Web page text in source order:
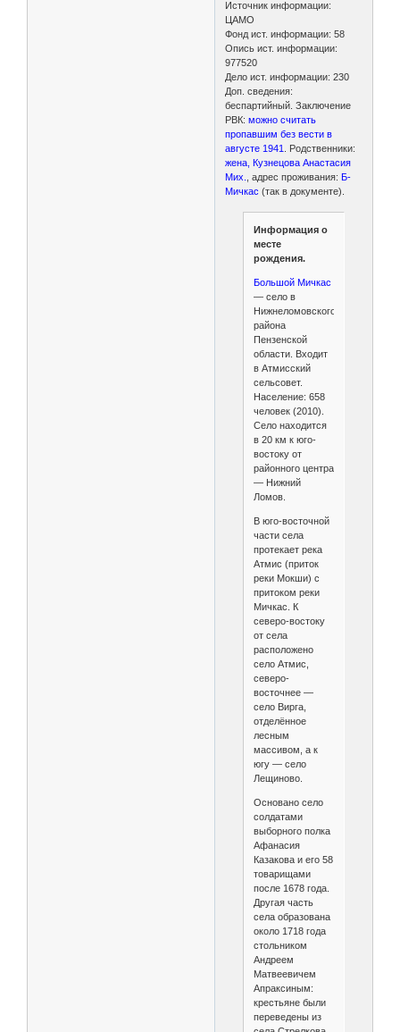
Источник информации:
ЦАМО
Фонд ист. информации: 58
Опись ист. информации:
977520
Дело ист. информации: 230
Доп. сведения:
беспартийный. Заключение
РВК:можно считать
пропавшим без вести в
августе 1941
. Родственники:
жена, Кузнецова Анастасия
Мих.
, адрес проживания: Б-
Мичкас(так в документе).
Информация о
месте
рождения.
Большой Мичкас
— село в
Нижнеломовского
района
Пензенской
области. Входит
в Атмисский
сельсовет.
Население: 658
человек (2010).
Село находится
в 20 км к юго-
востоку от
районного центра
— Нижний
Ломов.
В юго-восточной
части села
протекает река
Атмис (приток
реки Мокши) с
притоком реки
Мичкас. К
северо-востоку
от села
расположено
село Атмис,
северо-
восточнее —
село Вирга,
отделённое
лесным
массивом, а к
югу — село
Лещиново.
Основано село
солдатами
выборного полка
Афанасия
Казакова и его 58
товарищами
после 1678 года.
Другая часть
села образована
около 1718 года
стольником
Андреем
Матвеевичем
Апраксиным:
крестьяне были
переведены из